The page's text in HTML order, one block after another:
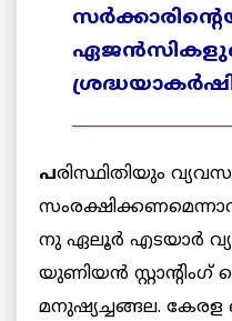
പരിസ്ഥിതിയും
നു ഏലൂര്‍ എടയാര്‍
യുണിയന്‍
മനുഷ്യച്ചങ്ങല.